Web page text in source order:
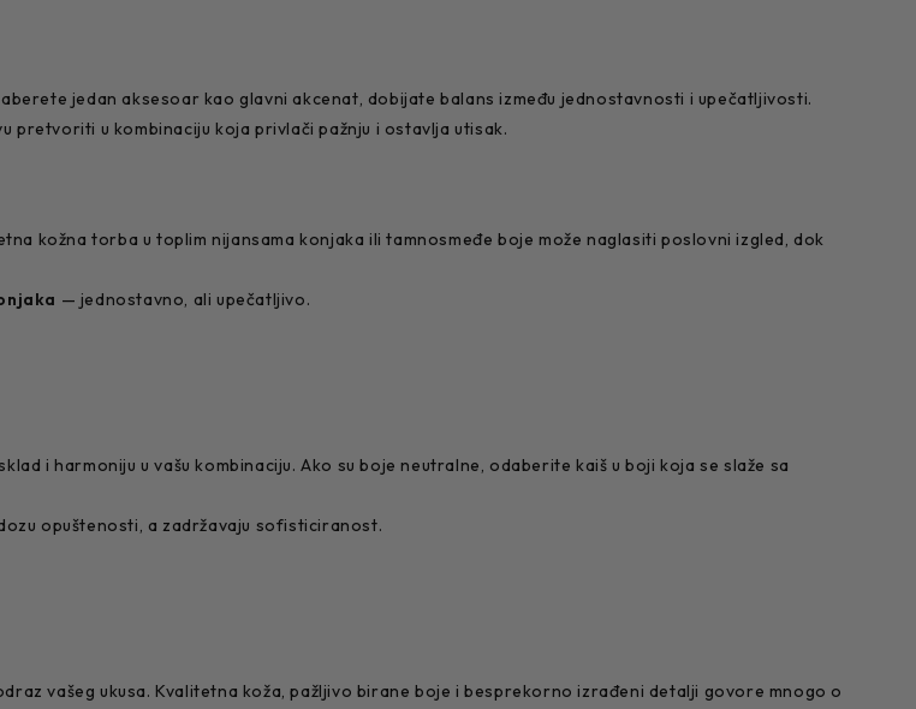
jedan aksesoar kao glavni akcenat, dobijate balans između jednostavnosti i upečatljivosti.
pretvoriti u kombinaciju koja privlači pažnju i ostavlja utisak.
kožna torba u toplim nijansama konjaka ili tamnosmeđe boje može naglasiti poslovni izgled, dok
— jednostavno, ali upečatljivo.
i harmoniju u vašu kombinaciju. Ako su boje neutralne, odaberite kaiš u boji koja se slaže sa
opuštenosti, a zadržavaju sofisticiranost.
vašeg ukusa. Kvalitetna koža, pažljivo birane boje i besprekorno izrađeni detalji govore mnogo o